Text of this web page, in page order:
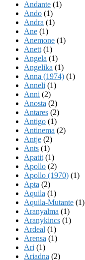
Andante (1)
Ando (1)
Andra (1)
Ane (1)
Anemone (1)
Anett (1)
Angela (1)
Angelika (1)
Anna (1974) (1)
Anneli (1)
Anni (2)
Anosta (2)
Antares (2)
Antigo (1)
Antinema (2)
Antje (2)
Ants (1)
Apatit (1)
Apollo (2)
Apollo (1970) (1)
Apta (2)
Aquila (1)
Aquila-Mutante (1)
Aranyalma (1)
Aranykincs (1)
Ardeal (1)
Arensa (1)
Ari (1)
Ariadna (2)